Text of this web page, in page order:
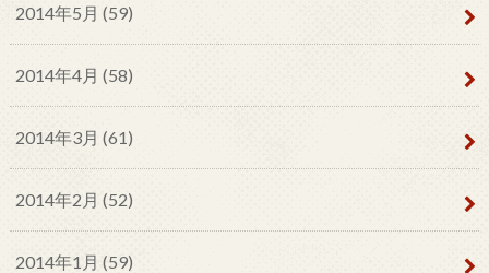
2014年5月 (59)
2014年4月 (58)
2014年3月 (61)
2014年2月 (52)
2014年1月 (59)